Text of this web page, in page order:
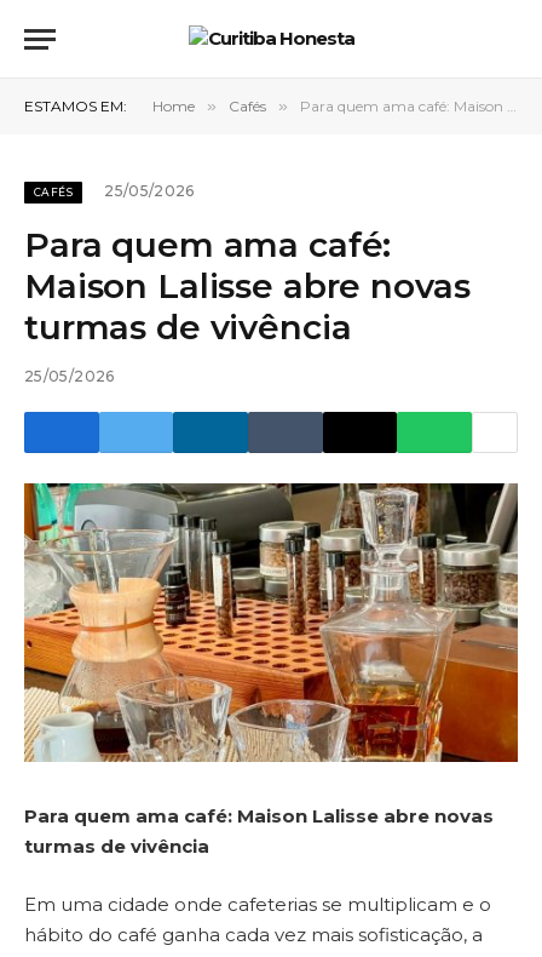
ESTAMOS EM: Home » Cafés » Para quem ama café: Maison Lalisse abre novas turmas de vivência
CAFÉS 25/05/2026
Para quem ama café:
Maison Lalisse abre novas
turmas de vivência
25/05/2026
Para quem ama café: Maison Lalisse abre novas
turmas de vivência
Em uma cidade onde cafeterias se multiplicam e o
hábito do café ganha cada vez mais sofisticação, a